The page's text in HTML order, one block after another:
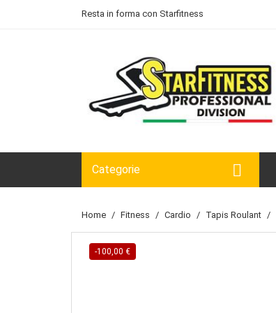
Resta in forma con Starfitness
Categorie 
Home Fitness Cardio Tapis Roulant
-100,00 €